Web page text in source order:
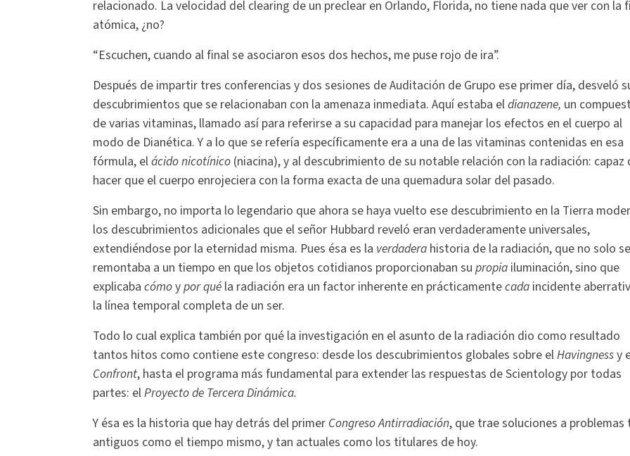
relacionado. La velocidad del clearing de un preclear en Orlando, Florida, no tiene nada que ver con la
atómica, ¿no?
“Escuchen, cuando al final se asociaron esos dos hechos, me puse rojo de ira”.
Después de impartir tres conferencias y dos sesiones de Auditación de Grupo ese primer día, desveló
descubrimientos que se relacionaban con la amenaza inmediata. Aquí estaba eldianazene, un
de varias vitaminas, llamado así para referirse a su capacidad para manejar los efectos en el cuerpo al
modo de Dianética. Y a lo que se refería específicamente era a una de las vitaminas contenidas en esa
fórmula, elácido nicotínico (niacina), y al descubrimiento de su notable relación con la radiación: capaz
hacer que el cuerpo enrojeciera con la forma exacta de una quemadura solar del pasado.
Sin embargo, no importa lo legendario que ahora se haya vuelto ese descubrimiento en la Tierra
los descubrimientos adicionales que el señor Hubbard reveló eran verdaderamente universales,
extendiéndose por la eternidad misma. Pues ésa es la verdadera historia de la radiación, que no solo se
remontaba a un tiempo en que los objetos cotidianos proporcionaban su propia iluminación, sino que
explicaba cómoypor quéla radiación era un factor inherente en prácticamentecada incidente
la línea temporal completa de un ser.
Todo lo cual explica también por qué la investigación en el asunto de la radiación dio como resultado
tantos hitos como contiene este congreso: desde los descubrimientos globales sobre elHavingnessy
Confront, hasta el programa más fundamental para extender las respuestas de Scientology por todas
partes: elProyecto de Tercera Dinámica.
Y ésa es la historia que hay detrás del primer Congreso Antirradiación, que trae soluciones a problemas
antiguos como el tiempo mismo, y tan actuales como los titulares de hoy.